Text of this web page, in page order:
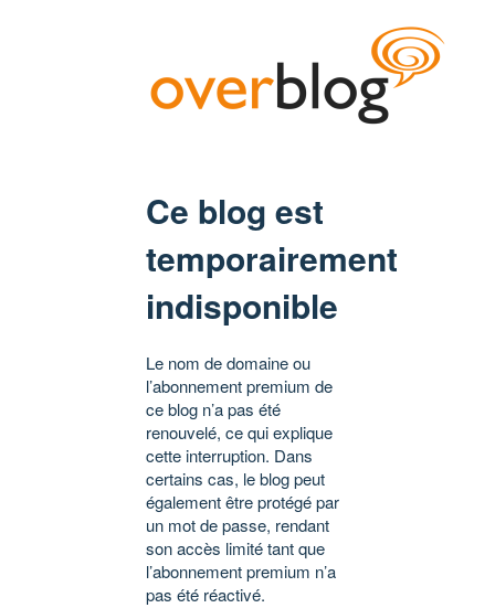
Ce blog est
temporairement
indisponible
Le nom de domaine ou
l’abonnement premium de
ce blog n’a pas été
renouvelé, ce qui explique
cette interruption. Dans
certains cas, le blog peut
également être protégé par
un mot de passe, rendant
son accès limité tant que
l’abonnement premium n’a
pas été réactivé.